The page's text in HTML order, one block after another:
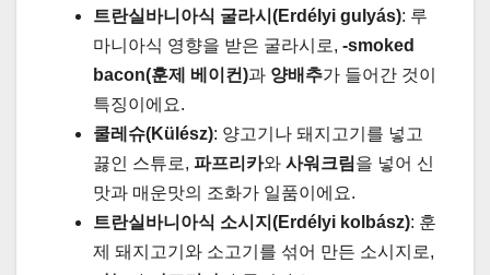
트란실바니아식 굴라시(Erdélyi gulyás): 루
마니아식 영향을 받은 굴라시로, -smoked
bacon(훈제 베이컨)과 양배추가 들어간 것이
특징이에요.
쿨레슈(Külész): 양고기나 돼지고기를 넣고
끓인 스튜로, 파프리카와 사워크림을 넣어 신
맛과 매운맛의 조화가 일품이에요.
트란실바니아식 소시지(Erdélyi kolbász): 훈
제 돼지고기와 소고기를 섞어 만든 소시지로,